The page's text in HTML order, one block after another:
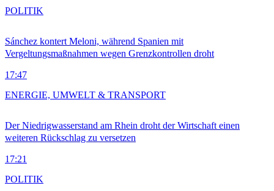
Sánchez kontert Meloni, während Spanien mit
Vergeltungsmaßnahmen wegen Grenzkontrollen droht
17:47
POLITIK
Der Niedrigwasserstand am Rhein droht der Wirtschaft einen
weiteren Rückschlag zu versetzen
17:21
ENERGIE, UMWELT & TRANSPORT
POLITIK